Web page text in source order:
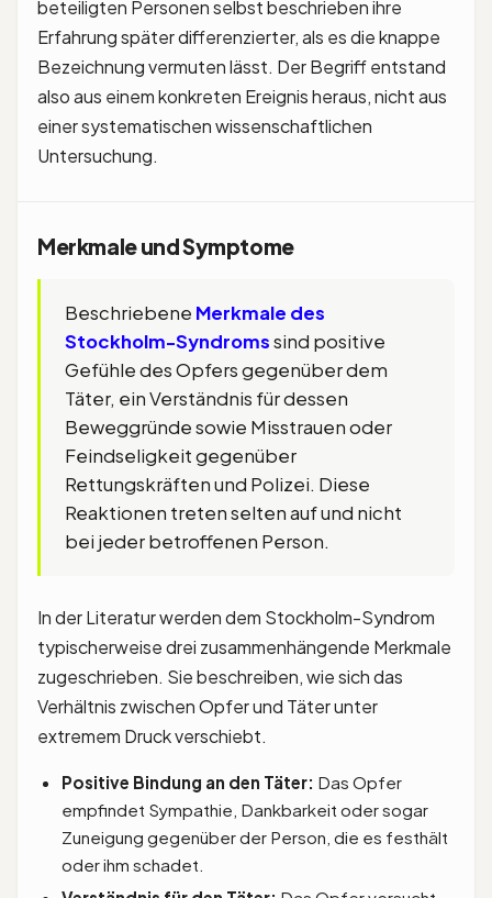
beteiligten Personen selbst beschrieben ihre
Erfahrung später differenzierter, als es die knappe
Bezeichnung vermuten lässt. Der Begriff entstand
also aus einem konkreten Ereignis heraus, nicht aus
einer systematischen wissenschaftlichen
Untersuchung.
Merkmale und Symptome
Beschriebene Merkmale des
Stockholm-Syndromssind positive
Gefühle des Opfers gegenüber dem
Täter, ein Verständnis für dessen
Beweggründe sowie Misstrauen oder
Feindseligkeit gegenüber
Rettungskräften und Polizei. Diese
Reaktionen treten selten auf und nicht
bei jeder betroffenen Person.
In der Literatur werden dem Stockholm-Syndrom
typischerweise drei zusammenhängende Merkmale
zugeschrieben. Sie beschreiben, wie sich das
Verhältnis zwischen Opfer und Täter unter
extremem Druck verschiebt.
Positive Bindung an den Täter: Das Opfer
empfindet Sympathie, Dankbarkeit oder sogar
Zuneigung gegenüber der Person, die es festhält
oder ihm schadet.